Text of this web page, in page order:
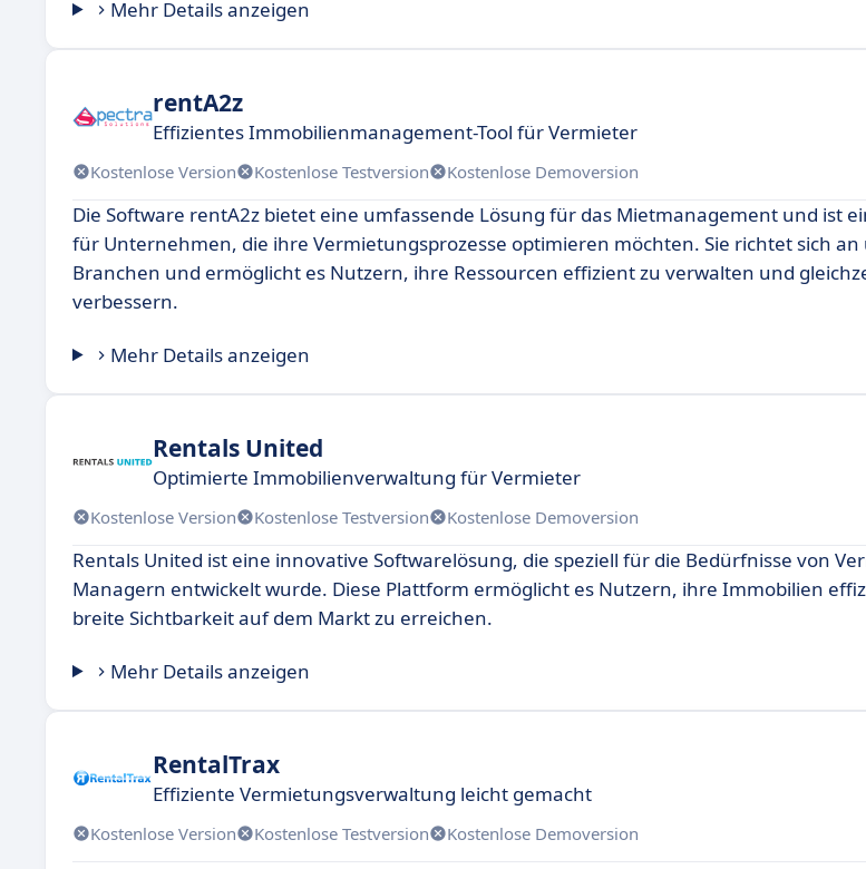
Mehr Details anzeigen
rentA2z
Effizientes Immobilienmanagement-Tool für Vermieter
Kostenlose Version Kostenlose Testversion Kostenlose Demoversion
Die Software rentA2z bietet eine umfassende Lösung für das Mietmanagement und ist
für Unternehmen, die ihre Vermietungsprozesse optimieren möchten. Sie richtet sich
Branchen und ermöglicht es Nutzern, ihre Ressourcen effizient zu verwalten und
verbessern.
Mehr Details anzeigen
Rentals United
Optimierte Immobilienverwaltung für Vermieter
Kostenlose Version Kostenlose Testversion Kostenlose Demoversion
Rentals United ist eine innovative Softwarelösung, die speziell für die Bedürfnisse von
Managern entwickelt wurde. Diese Plattform ermöglicht es Nutzern, ihre Immobilien
breite Sichtbarkeit auf dem Markt zu erreichen.
Mehr Details anzeigen
RentalTrax
Effiziente Vermietungsverwaltung leicht gemacht
Kostenlose Version Kostenlose Testversion Kostenlose Demoversion